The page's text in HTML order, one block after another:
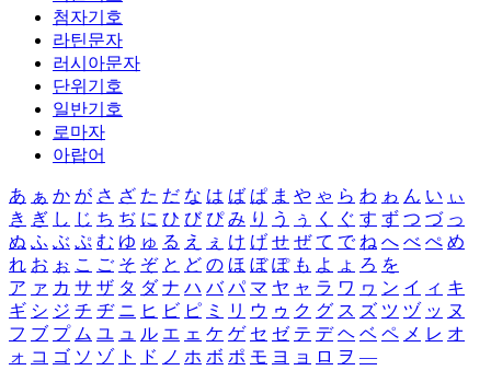
첨자기호
라틴문자
러시아문자
단위기호
일반기호
로마자
아랍어
あ ぁ か が さ ざ た だ な は ば ぱ ま や ゃ ら わ ゎ ん い ぃ
き ぎ し じ ち ぢ に ひ び ぴ み り う ぅ く ぐ す ず つ づ っ
ぬ ふ ぶ ぷ む ゆ ゅ る え ぇ け げ せ ぜ て で ね へ べ ぺ め
れ お ぉ こ ご そ ぞ と ど の ほ ぼ ぽ も よ ょ ろ を
ア ァ カ サ ザ タ ダ ナ ハ バ パ マ ヤ ャ ラ ワ ヮ ン イ ィ キ
ギ シ ジ チ ヂ ニ ヒ ビ ピ ミ リ ウ ゥ ク グ ス ズ ツ ヅ ッ ヌ
フ ブ プ ム ユ ュ ル エ ェ ケ ゲ セ ゼ テ デ ヘ ベ ペ メ レ オ
ォ コ ゴ ソ ゾ ト ド ノ ホ ボ ポ モ ヨ ョ ロ ヲ ―